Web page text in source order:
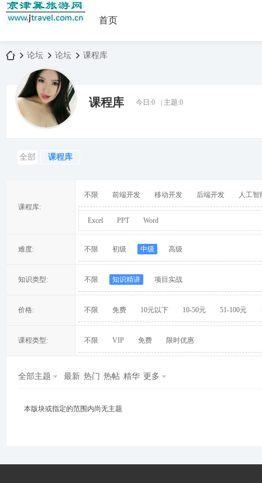
首页
»
论坛
›
论坛 课程库
课程库 今日:0 主题:0
全部 课程库
课程库:
不限 前端开发 移动开发 后端开发 人工智
Excel PPT Word
难度: 不限 初级 中级 高级
知识类型: 不限 知识精讲 项目实战
价格: 不限 免费 10元以下 10-50元 51-100元
课程类型: 不限 VIP 免费 限时优惠
全部主题 最新 热门 热帖 精华 更多
本版块或指定的范围内尚无主题